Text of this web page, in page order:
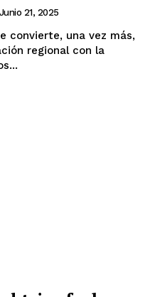
Junio 21, 2025
convierte, una vez más,
regional con la